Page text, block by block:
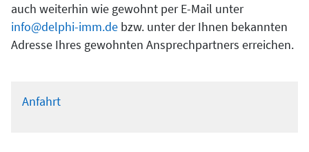
auch weiterhin wie gewohnt per E-Mail unter
info@delphi-imm.de bzw. unter der Ihnen bekannten
Adresse Ihres gewohnten Ansprechpartners erreichen.
Anfahrt